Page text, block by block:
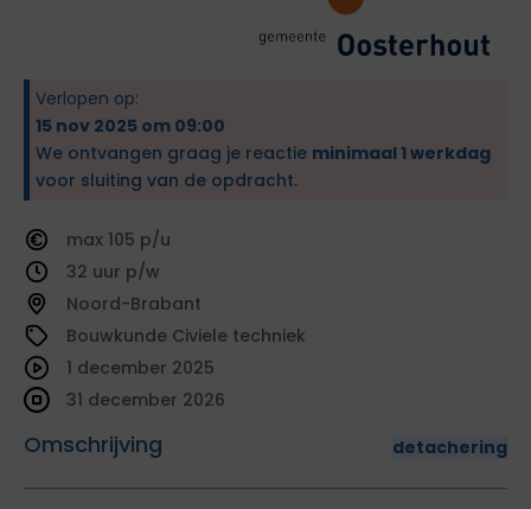
Verlopen op:
15 nov 2025 om 09:00
We ontvangen graag je reactie minimaal 1 werkdag
voor sluiting van de opdracht.
105
32
Noord-Brabant
Bouwkunde Civiele techniek
Omschrijving detachering
1 december 2025
31 december 2026